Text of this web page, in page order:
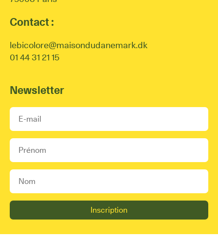
Contact :
lebicolore@maisondudanemark.dk
01 44 31 21 15
Newsletter